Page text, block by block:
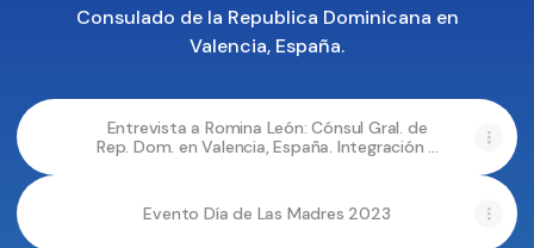
Consulado de la Republica Dominicana en
Valencia, España.
Entrevista a Romina León: Cónsul Gral. de
Rep. Dom. en Valencia, España. Integración y
Evento Día de Las Madres 2023